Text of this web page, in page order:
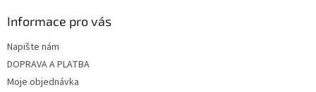
Informace pro vás
Napište nám
DOPRAVA A PLATBA
Moje objednávka